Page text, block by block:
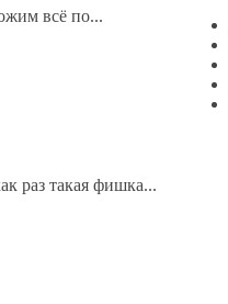
всё по...
раз такая фишка...